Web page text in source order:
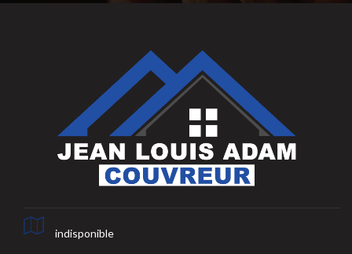
indisponible